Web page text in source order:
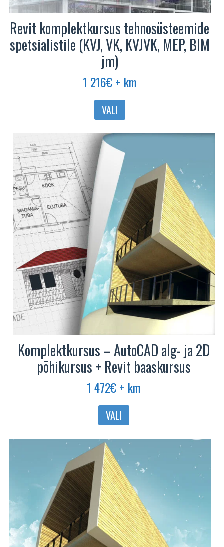
Revit komplektkursus tehnosüsteemide
spetsialistile (KVJ, VK, KVJVK, MEP, BIM
jm)
1 216€+ km
VALI
Komplektkursus – AutoCAD alg- ja 2D
põhikursus + Revit baaskursus
1 472€+ km
VALI